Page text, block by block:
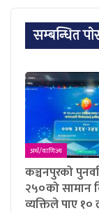
सम्बन्धित
अर्थ/वाणिज्य
कञ्चनपुरको
२५०को सामान
व्यक्तिले पाए